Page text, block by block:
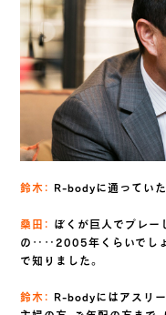
鈴木： R-bodyに通ってい
桑田： ぼくが巨人でプレー
の‥‥2005年くらいでしょ
で知りました。
鈴木： R-bodyにはアスリ